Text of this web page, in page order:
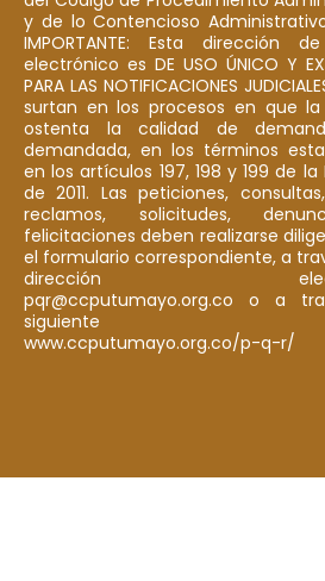
y de lo Contencioso
IMPORTANTE: Esta dirección
electrónico es DE USO ÚNICO Y
PARA LAS NOTIFICACIONES
surtan en los procesos en que
ostenta la calidad de
demandada, en los términos
en los artículos 197, 198 y 199 de la
de 2011. Las peticiones,
reclamos, solicitudes,
felicitaciones deben realizarse
el formulario correspondiente, a
dirección
pqr@ccputumayo.org.co o a
siguiente
www.ccputumayo.org.co/p-q-r/